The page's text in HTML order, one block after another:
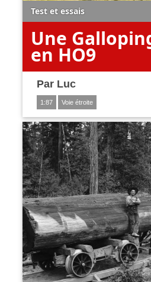
Test et essais
Une
en HO9
Par Luc
1:87 Voie étroite